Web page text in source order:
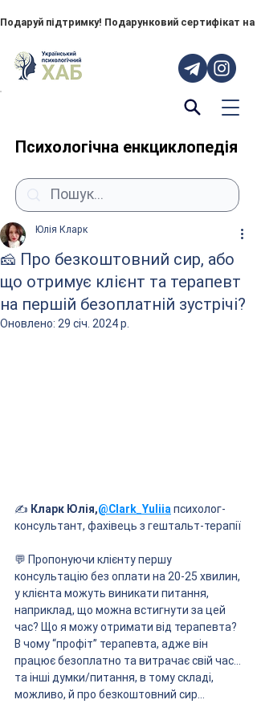
Подаруй підтримку! Подарунковий сертифікат
Психологічна енкциклопедія
🧀 Про безкоштовний сир, або
що отримує клієнт та терапевт
на першій безоплатній зустрічі?
Юлія Кларк
Оновлено: 29 січ. 2024 р.
✍️ Кларк Юлія,@Clark_Yuliia психолог-
консультант, фахівець з гештальт-терапії
💬 Пропонуючи клієнту першу
консультацію без оплати на 20-25 хвилин,
у клієнта можуть виникати питання,
наприклад, що можна встигнути за цей
час? Що я можу отримати від терапевта?
В чому “профіт” терапевта, адже він
працює безоплатно та витрачає свій час…
та інші думки/питання, в тому складі,
можливо, й про безкоштовний сир…